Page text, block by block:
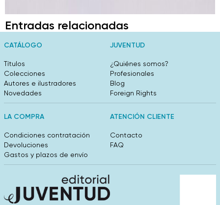
Entradas relacionadas
CATÁLOGO
Títulos
Colecciones
Autores e ilustradores
Novedades
JUVENTUD
¿Quiénes somos?
Profesionales
Blog
Foreign Rights
LA COMPRA
Condiciones contratación
Devoluciones
Gastos y plazos de envío
ATENCIÓN CLIENTE
Contacto
FAQ